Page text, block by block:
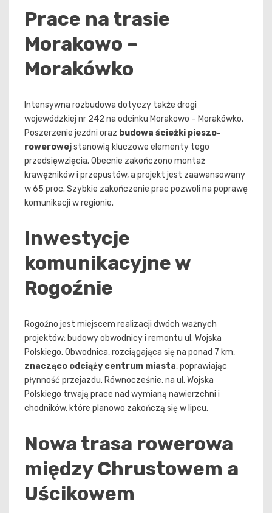
Prace na trasie
Morakowo –
Morakówko
Intensywna rozbudowa dotyczy także drogi
wojewódzkiej nr 242 na odcinku Morakowo – Morakówko.
Poszerzenie jezdni oraz budowa ścieżki pieszo-
rowerowejstanowią kluczowe elementy tego
przedsięwzięcia. Obecnie zakończono montaż
krawężników i przepustów, a projekt jest zaawansowany
w 65 proc. Szybkie zakończenie prac pozwoli na poprawę
komunikacji w regionie.
Inwestycje
komunikacyjne w
Rogoźnie
Rogoźno jest miejscem realizacji dwóch ważnych
projektów: budowy obwodnicy i remontu ul. Wojska
Polskiego. Obwodnica, rozciągająca się na ponad 7 km,
znacząco odciąży centrum miasta, poprawiając
płynność przejazdu. Równocześnie, na ul. Wojska
Polskiego trwają prace nad wymianą nawierzchni i
chodników, które planowo zakończą się w lipcu.
Nowa trasa rowerowa
między Chrustowem a
Uścikowem